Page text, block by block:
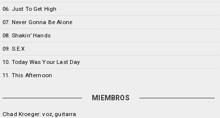
06. Just To Get High
07. Never Gonna Be Alone
08. Shakin’ Hands
09. S.E.X
10. Today Was Your Last Day
11. This Afternoon
MIEMBROS
Chad Kroeger: voz, guitarra